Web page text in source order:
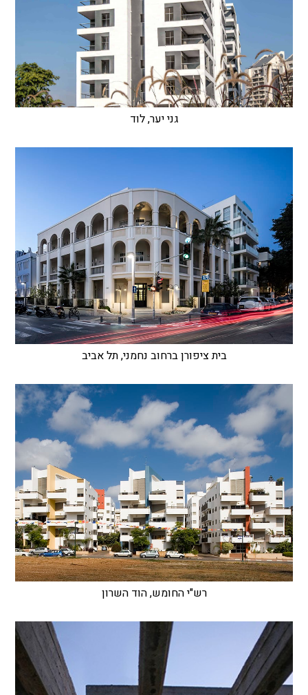
גני יער, לוד
בית ציפורן ברחוב נחמני, תל אביב
רש"י החומש, הוד השרון